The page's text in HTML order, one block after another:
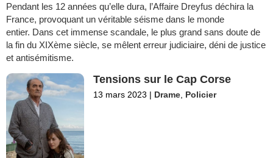
Pendant les 12 années qu’elle dura, l’Affaire Dreyfus déchira la
France, provoquant un véritable séisme dans le monde
entier. Dans cet immense scandale, le plus grand sans doute de
la fin du XIXème siècle, se mêlent erreur judiciaire, déni de justice
et antisémitisme.
Tensions sur le Cap Corse
13 mars 2023 | Drame Policier